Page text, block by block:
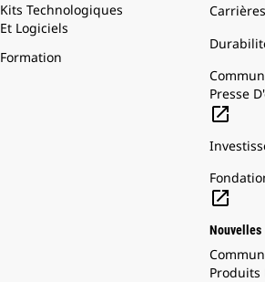
Kits Technologiques
Et Logiciels
Formation
Carrières
Presse


Nouvelles
Produits